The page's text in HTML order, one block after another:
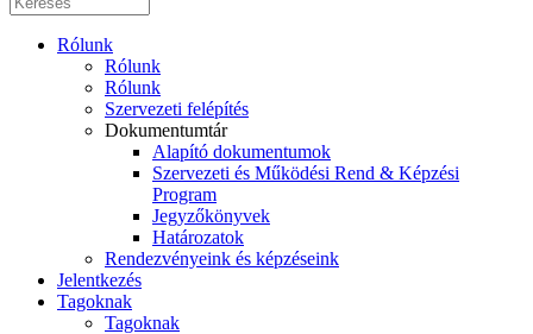
Rólunk
Rólunk
Rólunk
Szervezeti felépítés
Dokumentumtár
Alapító dokumentumok
Szervezeti és Működési Rend & Képzési
Program
Jegyzőkönyvek
Határozatok
Rendezvényeink és képzéseink
Jelentkezés
Tagoknak
Tagoknak